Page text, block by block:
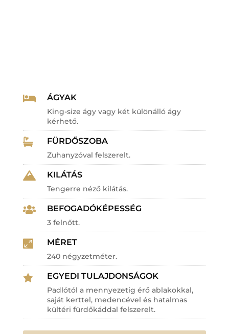
 ÁGYAK
King-size ágy vagy két különálló ágy
kérhető.
 FÜRDŐSZOBA
Zuhanyzóval felszerelt.
 KILÁTÁS
Tengerre néző kilátás.
 BEFOGADÓKÉPESSÉG
3 felnőtt.
 MÉRET
240 négyzetméter.
 EGYEDI TULAJDONSÁGOK
Padlótól a mennyezetig érő ablakokkal,
saját kerttel, medencével és hatalmas
kültéri fürdőkáddal felszerelt.